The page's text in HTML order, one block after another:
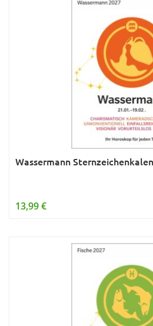
Wassermann
13,99 €